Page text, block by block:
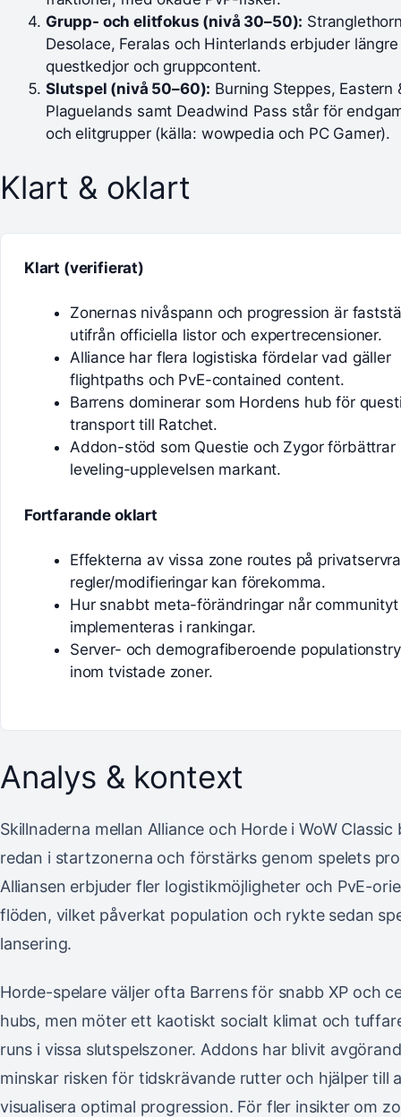
Grupp- och elitfokus (nivå 30–50):
Desolace, Feralas och Hinterlands erbjuder längre
questkedjor och gruppcontent.
Slutspel (nivå 50–60): Burning Steppes, Eastern
Plaguelands samt Deadwind Pass står för
och elitgrupper (källa: wowpedia och PC Gamer).
Klart & oklart
Klart (verifierat)
Zonernas nivåspann och progression är
utifrån officiella listor och expertrecensioner.
Alliance har flera logistiska fördelar vad gäller
flightpaths och PvE-contained content.
Barrens dominerar som Hordens hub för
transport till Ratchet.
Addon-stöd som Questie och Zygor förbättrar
leveling-upplevelsen markant.
Fortfarande oklart
Effekterna av vissa zone routes på
regler/modifieringar kan förekomma.
Hur snabbt meta-förändringar når communityt
implementeras i rankingar.
Server- och demografiberoende
inom tvistade zoner.
Analys & kontext
Skillnaderna mellan Alliance och Horde i WoW Classic
redan i startzonerna och förstärks genom spelets
Alliansen erbjuder fler logistikmöjligheter och PvE-
flöden, vilket påverkat population och rykte sedan
lansering.
Horde-spelare väljer ofta Barrens för snabb XP och
hubs, men möter ett kaotiskt socialt klimat och
runs i vissa slutspelszoner. Addons har blivit
minskar risken för tidskrävande rutter och hjälper till
visualisera optimal progression. För fler insikter om